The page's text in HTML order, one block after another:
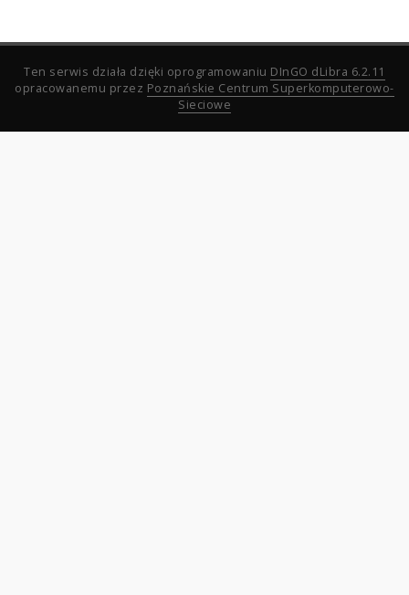
Ten serwis działa dzięki oprogramowaniu DInGO dLibra 6.2.11
opracowanemu przez Poznańskie Centrum Superkomputerowo-
Sieciowe